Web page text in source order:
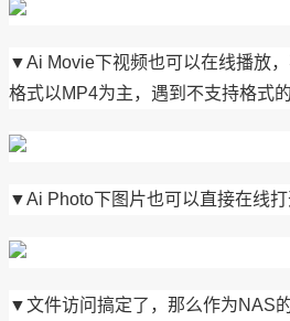
▼Ai Movie下视频也可以在线播放
格式以MP4为主，遇到不支持格式
▼Ai Photo下图片也可以直接在线打
▼文件访问搞定了，那么作为NAS